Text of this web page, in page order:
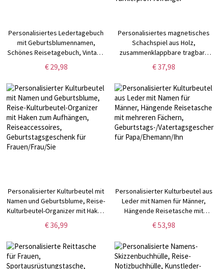
Personalisiertes Ledertagebuch
mit Geburtsblumennamen,
Schönes Reisetagebuch, Vintage
Wellness/Dankbarkeit/Gebetstagebuch,
gebundenes Notizbuch zum
€ 29,98
Personalisiertes magnetisches
Schachspiel aus Holz,
zusammenklappbare tragbare
Reiseschachbrettspiele für
Erwachsene/Kinder,
Turnierprofi-Anfänger
€ 37,98
Personalisierter Kulturbeutel mit
Namen und Geburtsblume, Reise-
Kulturbeutel-Organizer mit Haken
zum Aufhängen,
Reiseaccessoires,
Frauen/Frau/Sie
€ 36,99
Personalisierter Kulturbeutel aus
Leder mit Namen für Männer,
Hängende Reisetasche mit
mehreren Fächern,
Geburtstags-/Vatertagsgeschenk
€ 53,98